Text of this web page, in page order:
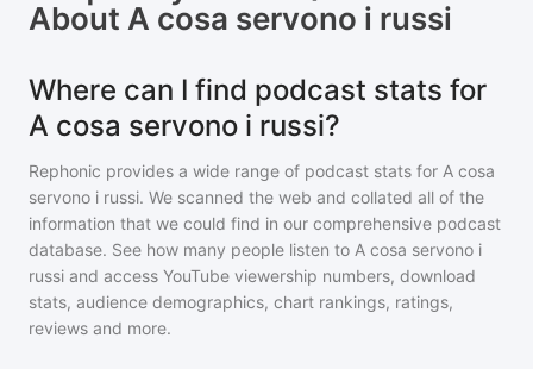
About A cosa servono i russi
Where can I find podcast stats for
A cosa servono i russi?
Rephonic provides a wide range of podcast stats for A cosa
servono i russi. We scanned the web and collated all of the
information that we could find in our comprehensive podcast
database. See how many people listen to A cosa servono i
russi and access YouTube viewership numbers, download
stats, audience demographics, chart rankings, ratings,
reviews and more.